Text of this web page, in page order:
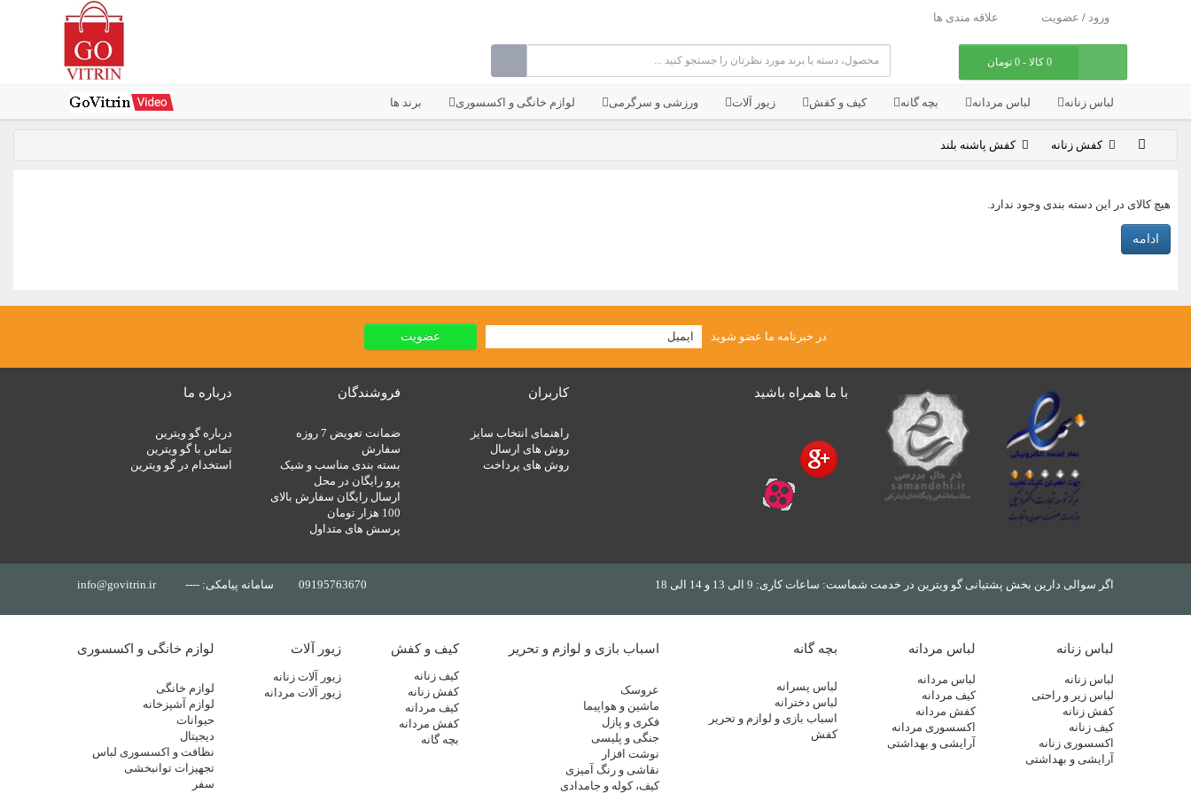
ورود / عضویت علاقه مندی ها
0 کالا - 0 تومان
لباس زنانه لباس مردانه بچه گانه کیف و کفش زیور آلات ورزشی و سرگرمی لوازم خانگی و اکسسوری برند ها
کفش زنانه کفش پاشنه بلند
هیچ کالای در این دسته بندی وجود ندارد.
ادامه
در خبرنامه ما عضو شوید
با ما همراه باشید کاربران
راهنمای انتخاب سایز
روش های ارسال
روش های پرداخت
فروشندگان
ضمانت تعویض 7 روزه
سفارش
بسته بندی مناسب و شیک
پرو رایگان در محل
ارسال رایگان سفارش بالای
100 هزار تومان
پرسش های متداول
درباره ما
درباره گو ویترین
تماس با گو ویترین
استخدام در گو ویترین
اگر سوالی دارین بخش پشتیانی گو ویترین در خدمت شماست: ساعات کاری: 9 الی 13 و 14 الی 18 09195763670 سامانه پیامکی: ---- info@govitrin.ir
لباس زنانه
لباس زنانه
لباس زیر و راحتی
کفش زنانه
کیف زنانه
اکسسوری زنانه
آرایشی و بهداشتی
لباس مردانه
لباس مردانه
کیف مردانه
کفش مردانه
اکسسوری مردانه
آرایشی و بهداشتی
بچه گانه
لباس پسرانه
لباس دخترانه
اسباب بازی و لوازم و تحریر
کفش
اسباب بازی و لوازم و تحریر
عروسک
ماشین و هواپیما
فکری و پازل
جنگی و پلیسی
نوشت افزار
نقاشی و رنگ آمیزی
کیف، کوله و جامدادی
کیف و کفش
کیف زنانه
کفش زنانه
کیف مردانه
کفش مردانه
بچه گانه
زیور آلات
زیور آلات زنانه
زیور آلات مردانه
لوازم خانگی و اکسسوری
لوازم خانگی
لوازم آشپزخانه
حیوانات
دیجیتال
نظافت و اکسسوری لباس
تجهیزات توانبخشی
سفر